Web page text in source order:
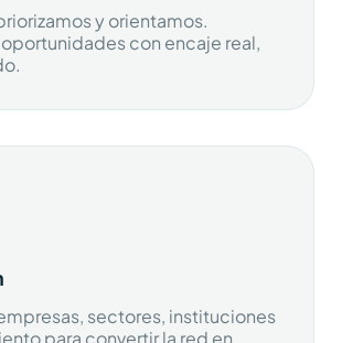
y orientamos.
con encaje real,
sectores, instituciones
para convertir la red en